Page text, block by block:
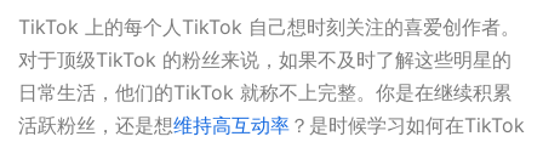
TikTok 上的每个人TikTok 自己想时刻关注的喜爱创作者。
对于顶级TikTok 的粉丝来说，如果不及时了解这些明星的
日常生活，他们的TikTok 就称不上完整。你是在继续积累
活跃粉丝，还是想维持高互动率 ？是时候学习如何在TikTok